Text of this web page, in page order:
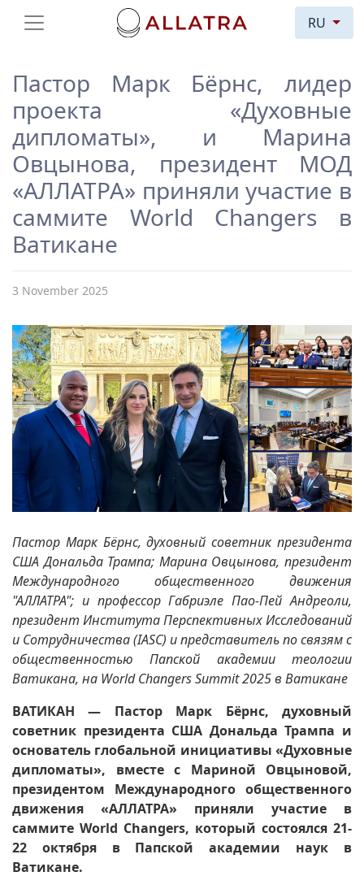
RU
Пастор Марк Бёрнс, лидер
проекта «Духовные
дипломаты», и Марина
Овцынова, президент МОД
«АЛЛАТРА» приняли участие в
саммите World Changers в
Ватикане
3 November 2025
Пастор Марк Бёрнс, духовный советник президента
США Дональда Трампа; Марина Овцынова, президент
Международного общественного движения
"АЛЛАТРА"; и профессор Габриэле Пао-Пей Андреоли,
президент Института Перспективных Исследований
и Сотрудничества (IASC) и представитель по связям с
общественностью Папской академии теологии
Ватикана, на World Changers Summit 2025 в Ватикане
ВАТИКАН — Пастор Марк Бёрнс, духовный
советник президента США Дональда Трампа и
основатель глобальной инициативы «Духовные
дипломаты», вместе с Мариной Овцыновой,
президентом Международного общественного
движения «АЛЛАТРА» приняли участие в
саммите World Changers, который состоялся 21-
22 октября в Папской академии наук в
Ватикане.